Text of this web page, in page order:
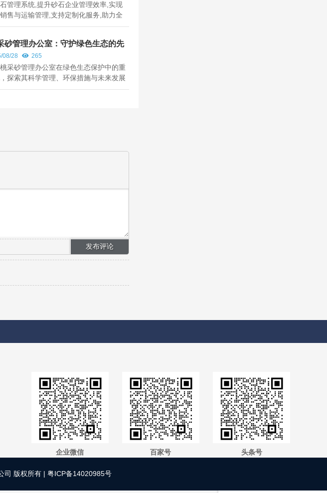
管理系统,提升砂石企业管理效率,实现
售与运输管理,支持定制化服务,助力全
石行业发展。
砂管理办公室：守护绿色生态的先
08/28 265
采砂管理办公室在绿色生态保护中的重
探索其科学管理、环保措施与未来发展
显其在生态文明建设中的关键贡献。
企业微信 百家号 头条号
司 版权所有 | 粤ICP备14020985号